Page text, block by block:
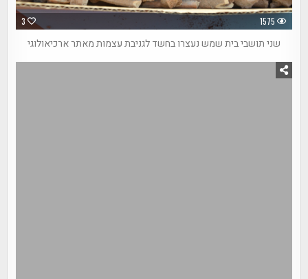
3 1575
שני תושבי בית שמש נעצרו בחשד לגניבת עצמות מאתר ארכיאולוגי